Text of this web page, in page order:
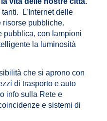
L’Internet delle
risorse pubbliche.
pubblica, con lampioni
la luminosità
che si aprono con
di trasporto e auto
info sulla Rete e
e sistemi di